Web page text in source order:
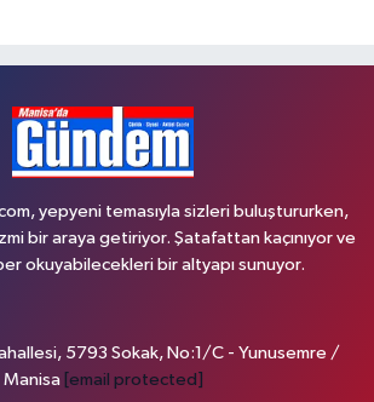
yepyeni temasıyla sizleri buluştururken,
bir araya getiriyor. Şatafattan kaçınıyor ve
okuyabilecekleri bir altyapı sunuyor.
5793 Sokak, No:1/C - Yunusemre /
Manisa [email protected]